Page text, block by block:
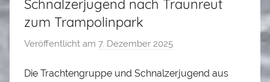
Schnalzerjugend nach Traunreut
zum Trampolinpark
Veröffentlicht am 7. Dezember 2025
n
Die Trachtengruppe und Schnalzerjugend aus